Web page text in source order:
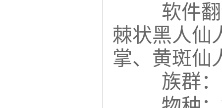
软件
棘状黑人仙
掌、黄斑仙
族群：